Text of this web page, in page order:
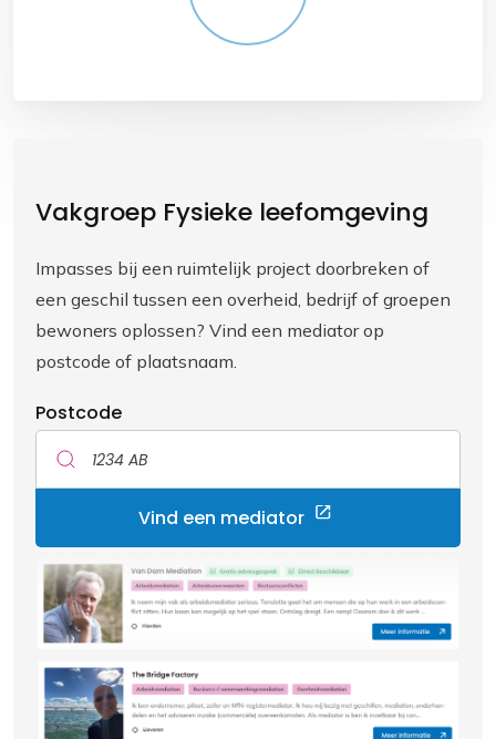
Vakgroep Fysieke leefomgeving
Impasses bij een ruimtelijk project doorbreken of
een geschil tussen een overheid, bedrijf of groepen
bewoners oplossen? Vind een mediator op
postcode of plaatsnaam.
Postcode
Vind een mediator